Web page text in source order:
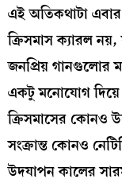
এই অতিকথাটা
ক্রিসমাস ক্যারল
জনপ্রিয় গানগুলোর
একটু মনোযোগ দিয়ে
ক্রিসমাসের কোনও
সংক্রান্ত কোনও
উদযাপন কালের